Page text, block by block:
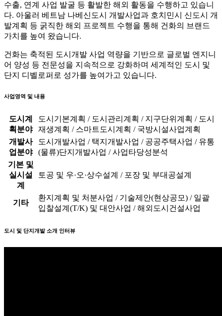
수출, 연계 사업 발굴 등 활발한 해외 활동을 수행하고 있습니
다. 아울러 베트남 나베신도시 개발사업과 호치민시 신도시 개
발계획 등 굵직한 해외 프로젝트 수행을 통해 건화의 브랜드
가치를 높여 왔습니다.
건화는 축적된 도시개발 사업 역량을 기반으로 글로벌 엔지니
어 양성 등 전문성을 지속적으로 강화하며 세계적인 도시 및
단지 디벨로퍼로 성가를 높여가고 있습니다.
사업영역 및 내용
도시계
획분야
도시기본계획 / 도시관리계획 / 지구단위계획 / 도시
재생계획 / 스마트도시계획 / 국방시설사업계획
개발사
업분야
도시개발사업 / 택지개발사업 / 공공주택사업 / 유통
(물류)단지개발사업 / 사업타당성분석
기본 및
실시설
계
토공 및 우·오·상수설계 / 포장 및 부대공설계
기타
환지계획 및 처분사업 / 기술제안(현상공모) / 일괄
입찰설계(T/K) 및 대안사업 / 해외도시건설사업
도시 및 단지개발 소개 인터뷰